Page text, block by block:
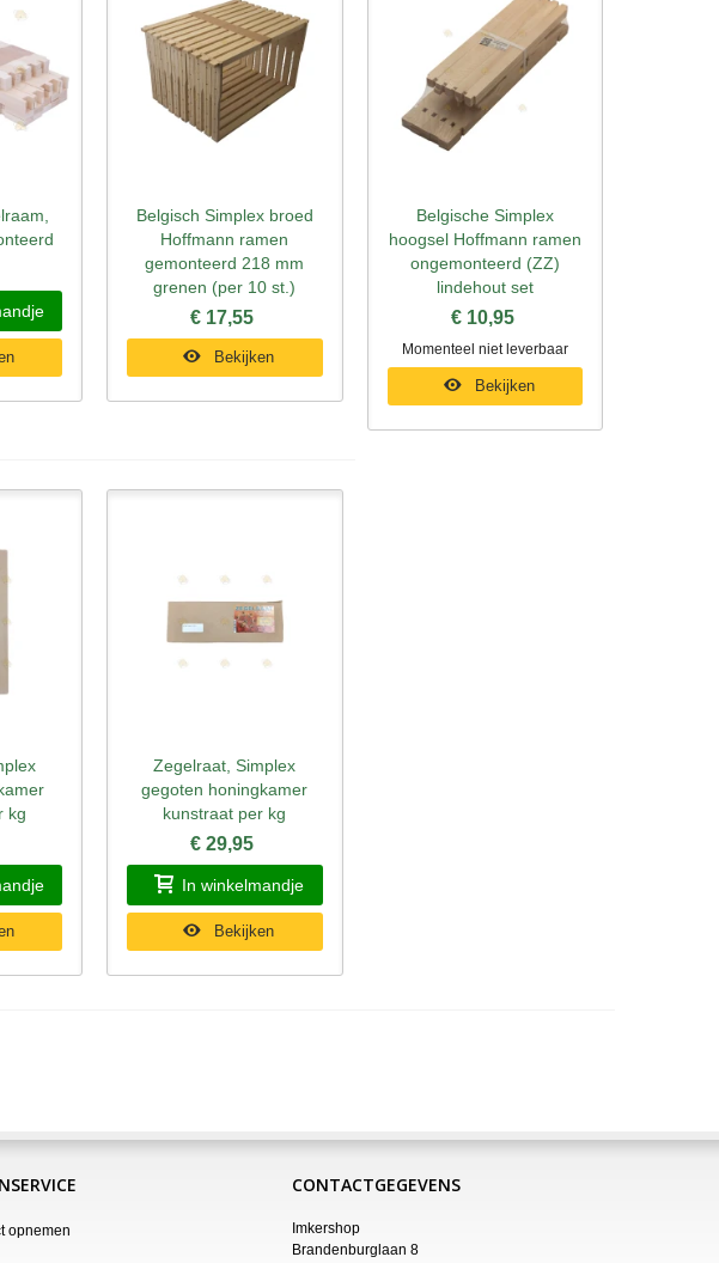
Snel bekijken
Belgisch Simplex broed
Hoffmann ramen
gemonteerd 218 mm
grenen (per 10 st.)
€ 17,55
Bekijken
Snel bekijken
Belgische Simplex
hoogsel Hoffmann ramen
ongemonteerd (ZZ)
lindehout set
€ 10,95
Momenteel niet leverbaar
Bekijken
kg
Snel bekijken
Zegelraat, Simplex
gegoten honingkamer
kunstraat per kg
€ 29,95
In winkelmandje
Bekijken
opnemen
CONTACTGEGEVENS
Imkershop
Brandenburglaan 8